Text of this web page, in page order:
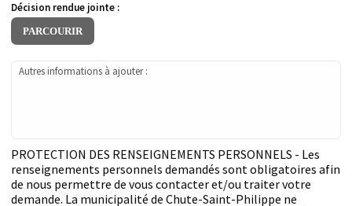
Décision rendue jointe :
PARCOURIR
Autres informations à ajouter :
PROTECTION DES RENSEIGNEMENTS PERSONNELS - Les
renseignements personnels demandés sont obligatoires afin
de nous permettre de vous contacter et/ou traiter votre
demande. La municipalité de Chute-Saint-Philippe ne